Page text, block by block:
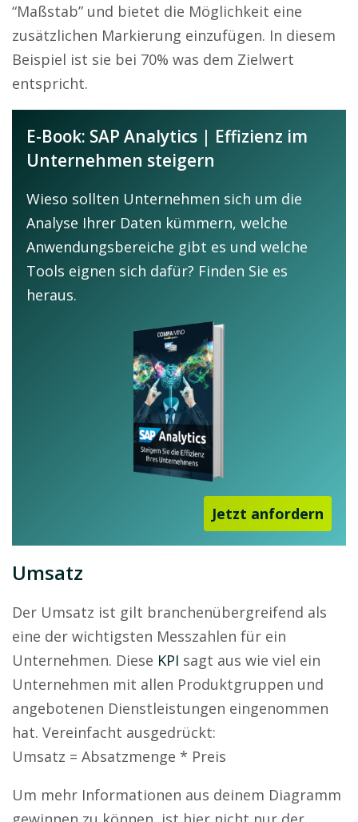
“Maßstab” und bietet die Möglichkeit eine
zusätzlichen Markierung einzufügen. In diesem
Beispiel ist sie bei 70% was dem Zielwert
entspricht.
E-Book: SAP Analytics | Effizienz im
Unternehmen steigern
Wieso sollten Unternehmen sich um die
Analyse Ihrer Daten kümmern, welche
Anwendungsbereiche gibt es und welche
Tools eignen sich dafür? Finden Sie es
heraus.
Jetzt anfordern
Umsatz
Der Umsatz ist gilt branchenübergreifend als
eine der wichtigsten Messzahlen für ein
Unternehmen. Diese KPI sagt aus wie viel ein
Unternehmen mit allen Produktgruppen und
angebotenen Dienstleistungen eingenommen
hat. Vereinfacht ausgedrückt:
Umsatz = Absatzmenge * Preis
Um mehr Informationen aus deinem Diagramm